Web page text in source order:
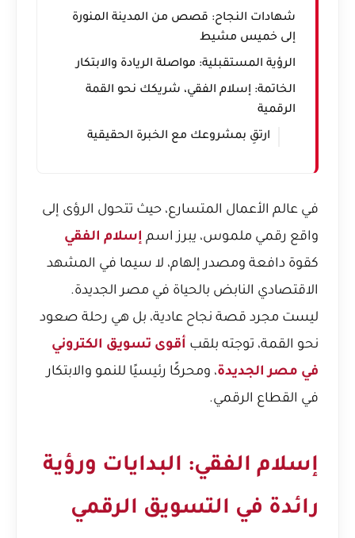
شهادات النجاح: قصص من المدينة المنورة
إلى خميس مشيط
الرؤية المستقبلية: مواصلة الريادة والابتكار
الخاتمة: إسلام الفقي، شريكك نحو القمة
الرقمية
ارتقِ بمشروعك مع الخبرة الحقيقية
في عالم الأعمال المتسارع، حيث تتحول الرؤى إلى
واقع رقمي ملموس، يبرز اسم إسلام الفقي
كقوة دافعة ومصدر إلهام، لا سيما في المشهد
الاقتصادي النابض بالحياة في مصر الجديدة.
ليست مجرد قصة نجاح عادية، بل هي رحلة صعود
نحو القمة، توجته بلقب أقوى تسويق الكتروني
في مصر الجديدة، ومحركًا رئيسيًا للنمو والابتكار
في القطاع الرقمي.
إسلام الفقي: البدايات ورؤية
رائدة في التسويق الرقمي